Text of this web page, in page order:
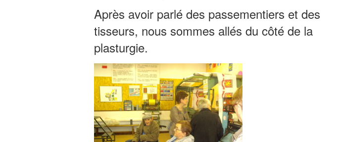
Après avoir parlé des passementiers et des
tisseurs, nous sommes allés du côté de la
plasturgie.